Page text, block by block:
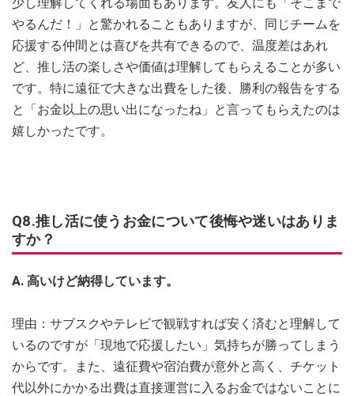
やるんだ！」と驚かれることもありますが、同じチームを
応援する仲間とは喜びを共有できるので、温度差はあれ
ど、推し活の楽しさや価値は理解してもらえることが多い
です。特に遠征で大きな出費をした後、勝利の報告をする
と「お金以上の思い出になったね」と言ってもらえたのは
嬉しかったです。
Q8.推し活に使うお金について後悔や迷いはありま
すか？
A. 高いけど納得しています。
理由：サブスクやテレビで観戦すれば安く済むと理解して
いるのですが「現地で応援したい」気持ちが勝ってしまう
からです。また、遠征費や宿泊費が意外と高く、チケット
代以外にかかる出費は直接運営に入るお金ではないことに